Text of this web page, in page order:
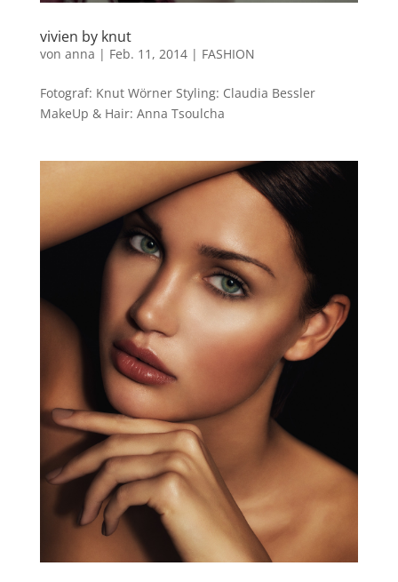
vivien by knut
von anna | Feb. 11, 2014| FASHION
Fotograf: Knut Wörner Styling: Claudia Bessler
MakeUp & Hair: Anna Tsoulcha